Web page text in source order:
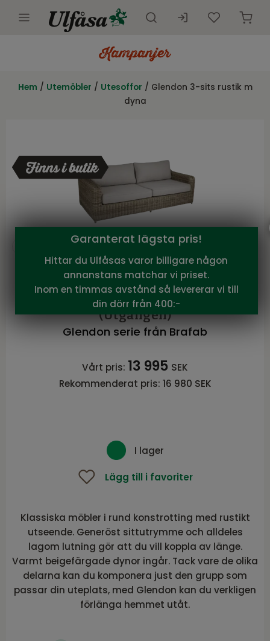
Innemöbler
Butik
Kampanjer
Hem / Utemöbler / Utesoffor / Glendon 3-sits rustik m
dyna
Brafab
Glendon 3-sits rustik m dyna
(Utgången)
Glendon serie från Brafab
Vårt pris: 13 995 SEK
Rekommenderat pris: 16 980 SEK
I lager
Lägg till i favoriter
Klassiska möbler i rund konstrotting med rustikt
utseende. Generöst sittutrymme och alldeles
lagom lutning gör att du vill koppla av länge.
Varmt beigefärgade dynor ingår. Tack vare de olika
delarna kan du komponera just den grupp som
passar din uteplats, med Glendon kan du verkligen
förlänga hemmet utåt.
Garanterat lägsta pris!
Hittar du Ulfåsas varor billigare någon
annanstans matchar vi priset.
Inom en timmas avstånd så levererar vi till
din dörr från 400:-